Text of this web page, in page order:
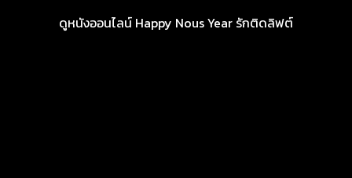
ดูหนังออนไลน์ Happy Nous Year รักติดลิฟต์